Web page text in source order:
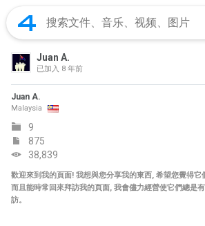
Juan A.
已加入 8 年前
Juan A.
Malaysia
9
875
38,839
歡迎來到我的頁面! 我想與您分享我的東西, 希望您覺得
而且能時常回來拜訪我的頁面, 我會儘力經營使它們總是
訪。